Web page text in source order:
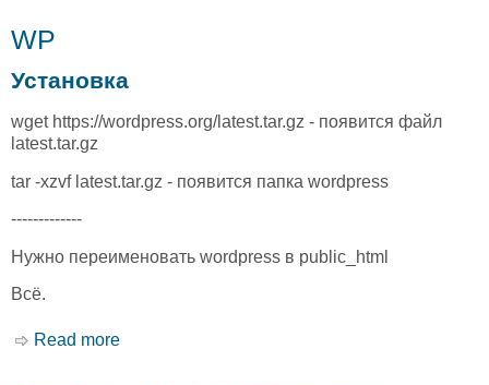
WP
Установка
wget https://wordpress.org/latest.tar.gz - появится файл
latest.tar.gz
tar -xzvf latest.tar.gz - появится папка wordpress
-------------
Нужно переименовать wordpress в public_html
Всё.
Read more